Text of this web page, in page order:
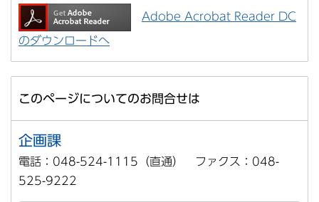
Adobe Acrobat Reader DC
のダウンロードへ
このページについてのお問合せは
企画課
電話：048-524-1115（直通） ファクス：048-
525-9222